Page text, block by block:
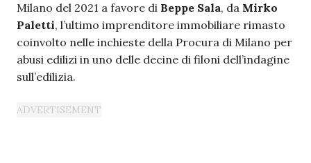
Milano del 2021 a favore di Beppe Sala, da Mirko
Paletti, l’ultimo imprenditore immobiliare rimasto
coinvolto nelle inchieste della Procura di Milano per
abusi edilizi in uno delle decine di filoni dell’indagine
sull’edilizia.